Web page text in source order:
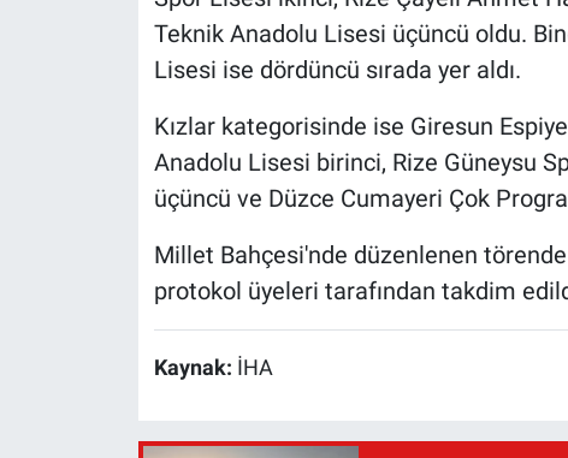
Teknik Anadolu Lisesi üçüncü oldu.
Lisesi ise dördüncü sırada yer aldı.
Kızlar kategorisinde ise Giresun
Anadolu Lisesi birinci, Rize Güneysu
üçüncü ve Düzce Cumayeri Çok
Millet Bahçesi'nde düzenlenen
protokol üyeleri tarafından takdim
Kaynak: İHA